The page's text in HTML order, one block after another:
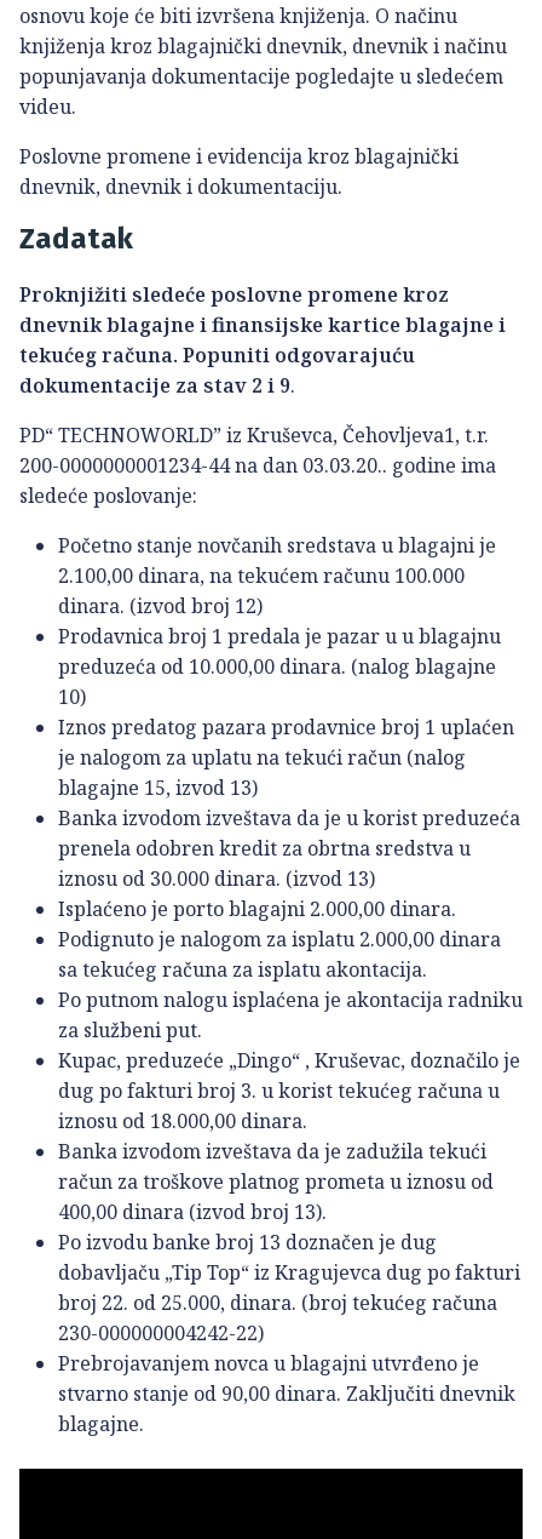
osnovu koje će biti izvršena knjiženja. O načinu
knjiženja kroz blagajnički dnevnik, dnevnik i načinu
popunjavanja dokumentacije pogledajte u sledećem
videu.
Poslovne promene i evidencija kroz blagajnički
dnevnik, dnevnik i dokumentaciju.
Zadatak
Proknjižiti sledeće poslovne promene kroz
dnevnik blagajne i finansijske kartice blagajne i
tekućeg računa. Popuniti odgovarajuću
dokumentacije za stav 2 i 9.
PD“ TECHNOWORLD” iz Kruševca, Čehovljeva1, t.r.
200-0000000001234-44 na dan 03.03.20.. godine ima
sledeće poslovanje:
Početno stanje novčanih sredstava u blagajni je
2.100,00 dinara, na tekućem računu 100.000
dinara. (izvod broj 12)
Prodavnica broj 1 predala je pazar u u blagajnu
preduzeća od 10.000,00 dinara. (nalog blagajne
10)
Iznos predatog pazara prodavnice broj 1 uplaćen
je nalogom za uplatu na tekući račun (nalog
blagajne 15, izvod 13)
Banka izvodom izveštava da je u korist preduzeća
prenela odobren kredit za obrtna sredstva u
iznosu od 30.000 dinara. (izvod 13)
Isplaćeno je porto blagajni 2.000,00 dinara.
Podignuto je nalogom za isplatu 2.000,00 dinara
sa tekućeg računa za isplatu akontacija.
Po putnom nalogu isplaćena je akontacija radniku
za službeni put.
Kupac, preduzeće „Dingo“ , Kruševac, doznačilo je
dug po fakturi broj 3. u korist tekućeg računa u
iznosu od 18.000,00 dinara.
Banka izvodom izveštava da je zadužila tekući
račun za troškove platnog prometa u iznosu od
400,00 dinara (izvod broj 13).
Po izvodu banke broj 13 doznačen je dug
dobavljaču „Tip Top“ iz Kragujevca dug po fakturi
broj 22. od 25.000, dinara. (broj tekućeg računa
230-000000004242-22)
Prebrojavanjem novca u blagajni utvrđeno je
stvarno stanje od 90,00 dinara. Zaključiti dnevnik
blagajne.